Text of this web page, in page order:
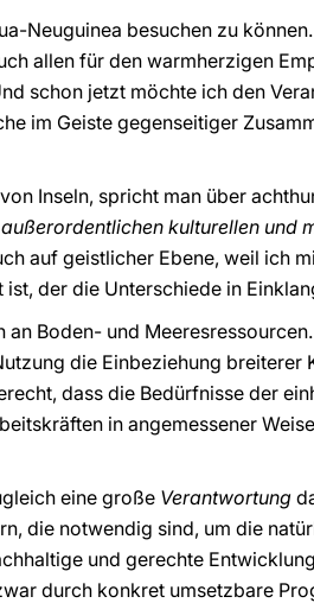
Neuguinea besuchen zu
allen für den warmherzigen
schon jetzt möchte ich den
im Geiste gegenseitiger
Inseln, spricht man über
außerordentlichen kulturellen und
auf geistlicher Ebene, weil ich
der die Unterschiede in
Boden- und
die Einbeziehung breiterer
dass die Bedürfnisse der
in angemessener
eine große Verantwortung
die notwendig sind, um die
und gerechte
durch konkret umsetzbare